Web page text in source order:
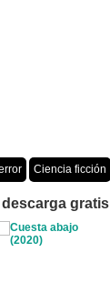
Ciencia ficción
gratis